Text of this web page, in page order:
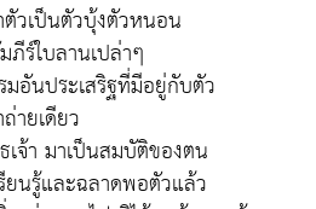
วเป็นตัวบุ้งตัวหนอน
ร์ใบลานเปล่าๆ
มอันประเสริฐที่มีอยู่กับตัว
ายเดียว
จ้า มาเป็นสมบัติของตน
ยนรู้และฉลาดพอตัวแล้ว